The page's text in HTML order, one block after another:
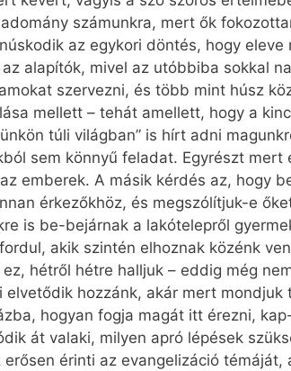
számunkra, mert ők
az egykori döntés, hogy
alapítók, mivel az utóbbiba sokkal
szervezni, és több mint húsz
mellett – tehát amellett, hogy a
túli világban” is hírt adni
sem könnyű feladat. Egyrészt
emberek. A másik kérdés az, hogy
érkezőkhöz, és megszólítjuk-e
is be-bejárnak a lakótelepről
akik szintén elhoznak közénk
hétről hétre halljuk – eddig még
elvetődik hozzánk, akár mert
hogyan fogja magát itt érezni,
át valaki, milyen apró lépések
erősen érinti az evangelizáció